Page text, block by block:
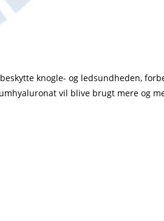
knogle- og ledsundheden,
vil blive brugt mere og